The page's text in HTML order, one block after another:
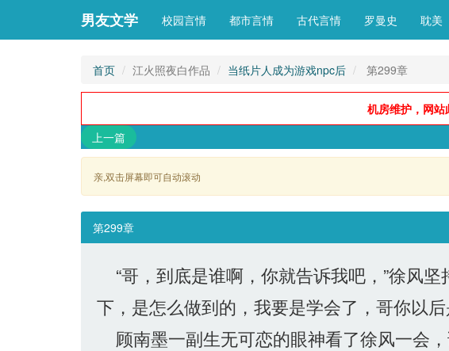
男友文学 校园言情 都市言情 古代言情 罗曼史 耽美
首页 江火照夜白作品 当纸片人成为游戏npc后 第299章
机房维护，网站
上一篇
亲,双击屏幕即可自动滚动
第299章
“哥，到底是谁啊，你就告诉我吧，”徐风
下，是怎么做到的，我要是学会了，哥你以
顾南墨一副生无可恋的眼神看了徐风一会